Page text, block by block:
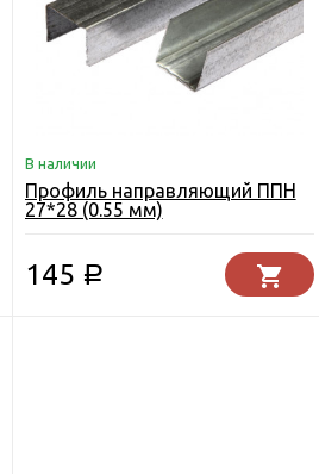
В наличии
Профиль направляющий ППН
27*28 (0.55 мм)
145 Р